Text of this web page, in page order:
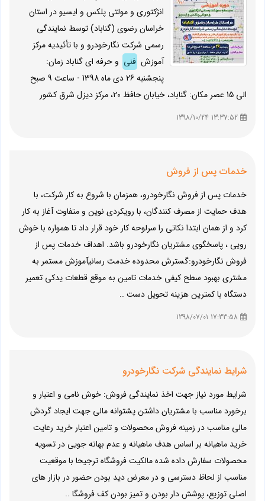
انژکتوری و مولتی پلکس و ایسیو در استان
خراسان رضوی (گناباد) توسط نمایندگی
رسمی شرکت نگارخودرو و با تأئیدیه مرکز
آموزش فنی و حرفه ای گناباد زمان:
پنجشنبه 26 دی ماه 1398 - ساعت 9 صبح
الی 15 عصر مکان: گناباد، خیابان حافظ 20، مرکز دیزل شرق کشور
خدمات پس از فروش
خدمات پس از فروش نگارخودرو، همزمان با شروع به کار شرکت، با
هدف حمایت از مصرف کنندگان، با رویکردی نوین و متفاوت آغاز به کار
کرد و از همان ابتدا نکاتی را سرلوحه کار خود قرار داد تا همواره با خوش
رویی ، پاسخگوی مشتریان نگارخودرو باشد. اهداف خدمات پس از
فروش نگارخودرو:گسترش محدوده خدمت رسانیآموزش مستمر به
مشتری بهبود سطح کیفی خدمات تامین به موقع قطعات یدکی تعمیر
دستگاه با کمترین هزینه تحویل دست ..
شرایط نمایندگی شرکت نگارخودرو
شرایط مورد نیاز جهت اخذ نمایندگی فروش: خوش نامی و اعتبار و
برخورد مناسب با مشتریان داشتن پشتوانه مالی جهت ایجاد گردش
مالی مناسب در زمینه فروش محصولات و تامین اعتبار خرید رعایت
خرید ماهیانه بر اساس هدف ماهیانه و عدم بهانه جویی در تسویه
محصولات سفارش داده شده مالکیت فروشگاه ترجیحا با موقعیت
مناسب از لحاظ دسترسی و در معرض دید بودن حضور در بازار های
اصلی توزیع، پوشش دار بودن و تمیز بودن کف فروشگا ..